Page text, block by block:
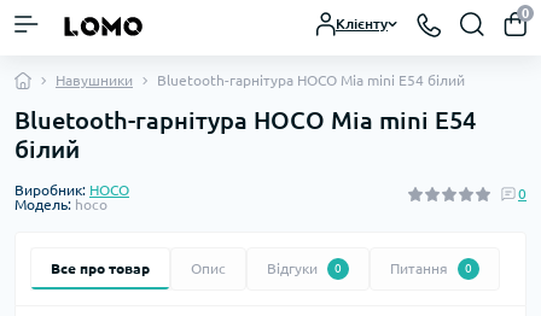
Клієнту
0
Навушники Bluetooth-гарнітура HOCO Mia mini E54 білий
Bluetooth-гарнітура HOCO Mia mini E54
білий
Виробник: HOCO
Модель: hoco
0
Все про товар Опис Відгуки 0 Питання 0